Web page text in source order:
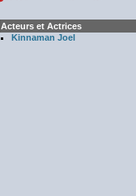
Acteurs et Actrices
Kinnaman Joel